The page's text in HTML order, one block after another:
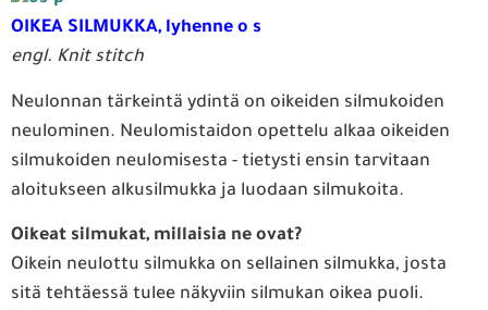
OIKEA SILMUKKA, lyhenne o s
engl. Knit stitch
Neulonnan tärkeintä ydintä on oikeiden silmukoiden
neulominen. Neulomistaidon opettelu alkaa oikeiden
silmukoiden neulomisesta - tietysti ensin tarvitaan
aloitukseen alkusilmukka ja luodaan silmukoita.
Oikeat silmukat, millaisia ne ovat?
Oikein neulottu silmukka on sellainen silmukka, josta
sitä tehtäessä tulee näkyviin silmukan oikea puoli.